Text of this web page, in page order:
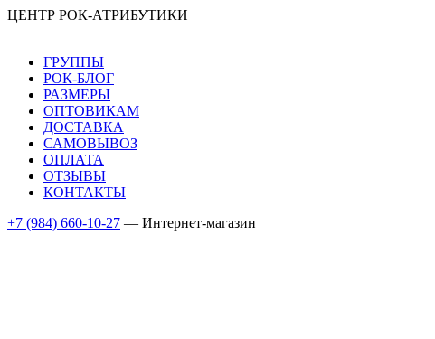
ЦЕНТР РОК-АТРИБУТИКИ
ГРУППЫ
РОК-БЛОГ
РАЗМЕРЫ
ОПТОВИКАМ
ДОСТАВКА
САМОВЫВОЗ
ОПЛАТА
ОТЗЫВЫ
КОНТАКТЫ
+7 (984) 660-10-27 — Интернет-магазин